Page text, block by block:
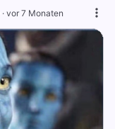
· vor 7 Monaten